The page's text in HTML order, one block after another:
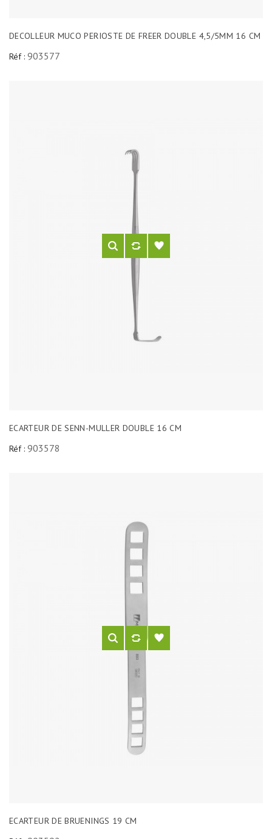
DECOLLEUR MUCO PERIOSTE DE FREER DOUBLE 4,5/5MM 16 CM
Réf : 903577
ECARTEUR DE SENN-MULLER DOUBLE 16 CM
Réf : 903578
ECARTEUR DE BRUENINGS 19 CM